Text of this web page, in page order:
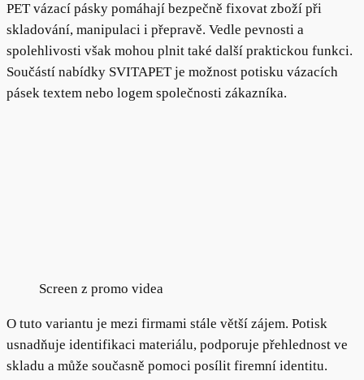
PET vázací pásky pomáhají bezpečně fixovat zboží při
skladování, manipulaci i přepravě. Vedle pevnosti a
spolehlivosti však mohou plnit také další praktickou funkci.
Součástí nabídky SVITAPET je možnost potisku vázacích
pásek textem nebo logem společnosti zákazníka.
Screen z promo videa
O tuto variantu je mezi firmami stále větší zájem. Potisk
usnadňuje identifikaci materiálu, podporuje přehlednost ve
skladu a může současně pomoci posílit firemní identitu.